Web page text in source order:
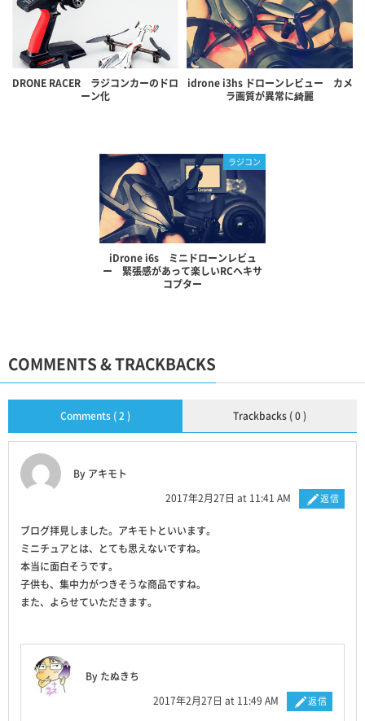
DRONE RACER ラジコンカーのドロ
ーン化
idrone i3hs ドローンレビュー カメ
ラ画質が異常に綺麗
ラジコン
iDrone i6s ミニドローンレビュ
ー 緊張感があって楽しいRCヘキサ
コプター
COMMENTS & TRACKBACKS
Comments ( 2 ) Trackbacks ( 0 )
By アキモト
2017年2月27日 at 11:41 AM
返信
ブログ拝見しました。アキモトといいます。
ミニチュアとは、とても思えないですね。
本当に面白そうです。
子供も、集中力がつきそうな商品ですね。
また、よらせていただきます。
By たぬきち
2017年2月27日 at 11:49 AM
返信